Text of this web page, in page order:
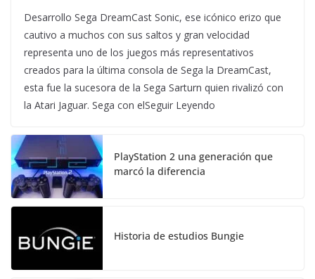
Desarrollo Sega DreamCast Sonic, ese icónico erizo que
cautivo a muchos con sus saltos y gran velocidad
representa uno de los juegos más representativos
creados para la última consola de Sega la DreamCast,
esta fue la sucesora de la Sega Sarturn quien rivalizó con
la Atari Jaguar. Sega con elSeguir Leyendo
PlayStation 2 una generación que
marcó la diferencia
Historia de estudios Bungie